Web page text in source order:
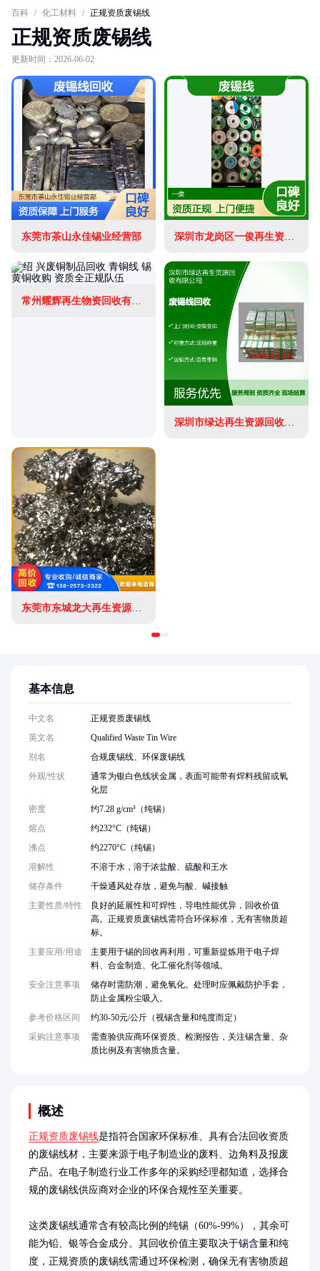
百科 / 化工材料 / 正规资质废锡线
正规资质废锡线
更新时间：2026-06-02
东莞市茶山永佳锡业经营部 深圳市龙岗区一俊再生资源回收站(个体工商户)
常州耀辉再生物资回收有限公司
深圳市绿达再生资源回收有限公司
东莞市东城龙大再生资源回收经营部
概述
正规资质废锡线是指符合国家环保标准、具有合法回收资质
的废锡线材，主要来源于电子制造业的废料、边角料及报废
产品。在电子制造行业工作多年的采购经理都知道，选择合
规的废锡线供应商对企业的环保合规性至关重要。
这类废锡线通常含有较高比例的纯锡（60%-99%），其余可
能为铅、银等合金成分。其回收价值主要取决于锡含量和纯
度，正规资质的废锡线需通过环保检测，确保无有害物质超
基本信息
中文名
正规资质废锡线
英文名
Qualified Waste Tin Wire
别名
合规废锡线、环保废锡线
外观/性状
通常为银白色线状金属，表面可能带有焊料残留或氧
化层
密度
约7.28 g/cm³（纯锡）
熔点
约232°C（纯锡）
沸点
约2270°C（纯锡）
溶解性
不溶于水，溶于浓盐酸、硫酸和王水
储存条件
干燥通风处存放，避免与酸、碱接触
主要性质/特性
良好的延展性和可焊性，导电性能优异，回收价值
高。正规资质废锡线需符合环保标准，无有害物质超
标。
主要应用/用途
主要用于锡的回收再利用，可重新提炼用于电子焊
料、合金制造、化工催化剂等领域。
安全注意事项
储存时需防潮，避免氧化。处理时应佩戴防护手套，
防止金属粉尘吸入。
参考价格区间
约30-50元/公斤（视锡含量和纯度而定）
采购注意事项
需查验供应商环保资质、检测报告，关注锡含量、杂
质比例及有害物质含量。